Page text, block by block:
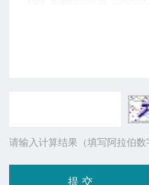
请输入计算结果（填写阿拉伯